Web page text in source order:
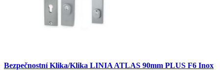
Bezpečnostní Klika/Klika LINIA ATLAS 90mm PLUS F6 Inox